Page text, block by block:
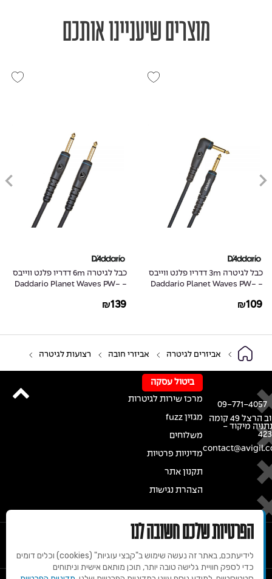
מוצרים שיעניינו אותכם
כבל לגיטרה 3m דדריו פלנט ווייבס
- Daddario Planet Waves PW-
₪109
כבל לגיטרה 6m דדריו פלנט ווייבס
- Daddario Planet Waves PW-
₪139
אביזרים לגיטרה אביזרי חובה רצועות לגיטרה
רחוב הרצל 49 קומה
מיקוד -
09-771-4057
ביטול עסקה
מרכז שירות לגיטרות
מגזין fuzz
משלוחים
מדיניות פרטיות
תקנון אתר
הצהרת נגישות
הפרטיות שלכם חשובה לנו
לידיעתכם, באתר זה נעשה שימוש ב"קבצי עוגיות" (cookies) וכלים דומים
כדי לספק חוויית גלישה טובה יותר, תוכן מותאם אישית וניתוחים